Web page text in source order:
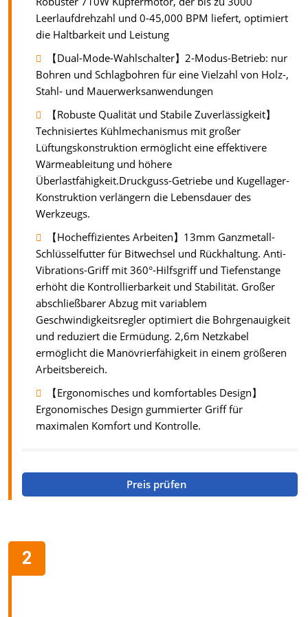
Leerlaufdrehzahl und 0-45,000 BPM liefert, optimiert
die Haltbarkeit und Leistung
【Dual-Mode-Wahlschalter】2-Modus-Betrieb: nur
Bohren und Schlagbohren für eine Vielzahl von Holz-,
Stahl- und Mauerwerksanwendungen
【Robuste Qualität und Stabile Zuverlässigkeit】
Technisiertes Kühlmechanismus mit großer
Lüftungskonstruktion ermöglicht eine effektivere
Wärmeableitung und höhere
Überlastfähigkeit.Druckguss-Getriebe und Kugellager-
Konstruktion verlängern die Lebensdauer des
Werkzeugs.
【Hocheffizientes Arbeiten】13mm Ganzmetall-
Schlüsselfutter für Bitwechsel und Rückhaltung. Anti-
Vibrations-Griff mit 360°-Hilfsgriff und Tiefenstange
erhöht die Kontrollierbarkeit und Stabilität. Großer
abschließbarer Abzug mit variablem
Geschwindigkeitsregler optimiert die Bohrgenauigkeit
und reduziert die Ermüdung. 2,6m Netzkabel
ermöglicht die Manövrierfähigkeit in einem größeren
Arbeitsbereich.
【Ergonomisches und komfortables Design】
Ergonomisches Design gummierter Griff für
maximalen Komfort und Kontrolle.
Preis prüfen